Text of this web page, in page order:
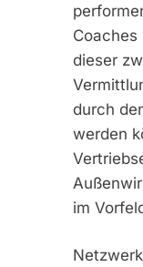
Coaches
dieser
durch
werden
im